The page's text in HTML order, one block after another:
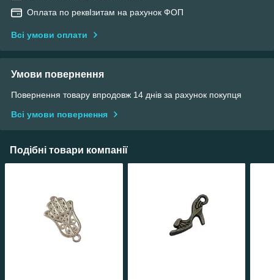
Оплата по реквІзитам на рахунок ФОП
Всі умови оплати
Умови повернення
Повернення товару впродовж 14 днів за рахунок покупця
Всі умови повернення
Подібні товари компанії